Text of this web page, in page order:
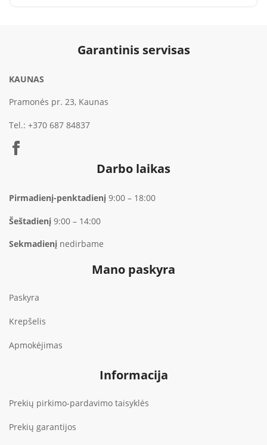
Garantinis servisas
KAUNAS
Pramonės pr. 23, Kaunas
Tel.: +370 687 84837
Darbo laikas
Pirmadienį-penktadienį 9:00 – 18:00
Šeštadienį 9:00 – 14:00
Sekmadienį nedirbame
Mano paskyra
Paskyra
Krepšelis
Apmokėjimas
Informacija
Prekių pirkimo-pardavimo taisyklės
Prekių garantijos